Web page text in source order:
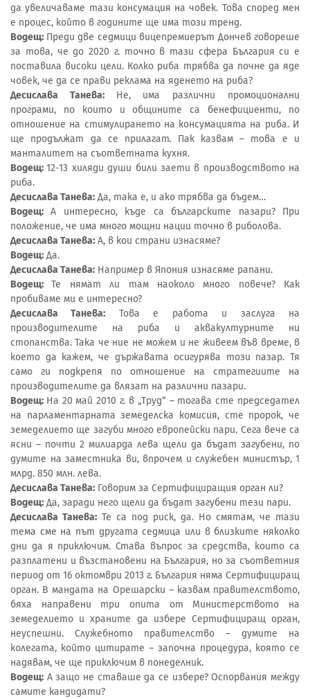
да увеличаваме тази консумация на човек. Това според мен
е процес, който в годините ще има този тренд.
Водещ: Преди две седмици вицепремиерът Дончев говореше
за това, че до 2020 г. точно в тази сфера България си е
поставила високи цели. Колко риба трябва да почне да яде
човек, че да се прави реклама на яденето на риба?
Десислава Танева: Не, има различни промоционални
програми, по които и общините са бенефициенти, по
отношение на стимулирането на консумацията на риба. И
ще продължат да се прилагат. Пак казвам – това е и
манталитет на съответната кухня.
Водещ:12-13 хиляди души били заети в производството на
риба.
Десислава Танева: Да, така е, и ако трябва да бъдем…
Водещ: А интересно, къде са българските пазари? При
положение, че има много мощни нации точно в риболова.
Десислава Танева: А, в кои страни изнасяме?
Водещ: Да.
Десислава Танева: Например в Япония изнасяме рапани.
Водещ:Те нямат ли там наоколо много повече? Как
пробиваме ми е интересно?
Десислава Танева: Това е работа и заслуга на
производителите на риба и аквакултурните ни
стопанства. Така че ние не можем и не живеем във време, в
което да кажем, че държавата осигурява този пазар. Тя
само ги подкрепя по отношение на стратегиите на
производителите да влязат на различни пазари.
Водещ: На 20 май 2010 г. в „Труд“ – тогава сте председател
на парламентарната земеделска комисия, сте пророк, че
земеделието ще загуби много европейски пари. Сега вече са
ясни – почти 2 милиарда лева щели да бъдат загубени, по
думите на заместника ви, впрочем и служебен министър, 1
млрд. 850 млн. лева.
Десислава Танева: Говорим за Сертифициращия орган ли?
Водещ: Да, заради него щели да бъдат загубени тези пари.
Десислава Танева: Те са под риск, да. Но смятам, че тази
тема сме на път другата седмица или в близките няколко
дни да я приключим. Става въпрос за средства, които са
разплатени и възстановени на България, но за съответния
период от 16 октомври 2013 г. България няма Сертифициращ
орган. В мандата на Орешарски – казвам правителството,
бяха направени три опита от Министерството на
земеделието и храните да избере Сертифициращ орган,
неуспешни. Служебното правителство – думите на
колегата, който цитирате – започна процедура, която се
надявам, че ще приключим в понеделник.
Водещ: А защо не ставаше да се избере? Оспорвания между
самите кандидати?